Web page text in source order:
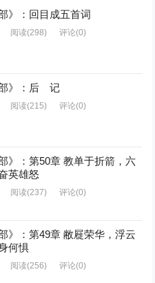
》：回目成五首词
阅读(298) 评论(0)
部》：后 记
阅读(215) 评论(0)
》：第50章 教单于折箭，六
英雄怒
阅读(237) 评论(0)
》：第49章 敝屣荣华，浮云
何惧
阅读(256) 评论(0)